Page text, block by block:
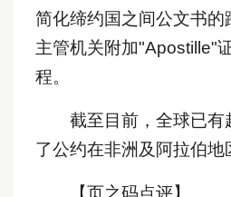
简化缔约国之间公文书
主管机关附加"Apostille"
程。
截至目前，全球已
了公约在非洲及阿拉伯地
【页之码点评】